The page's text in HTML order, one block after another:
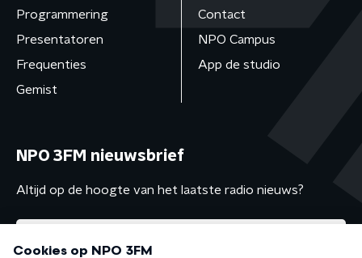
Programmering
Presentatoren
Frequenties
Gemist
Contact
NPO Campus
App de studio
NPO 3FM nieuwsbrief
Altijd op de hoogte van het laatste radio nieuws?